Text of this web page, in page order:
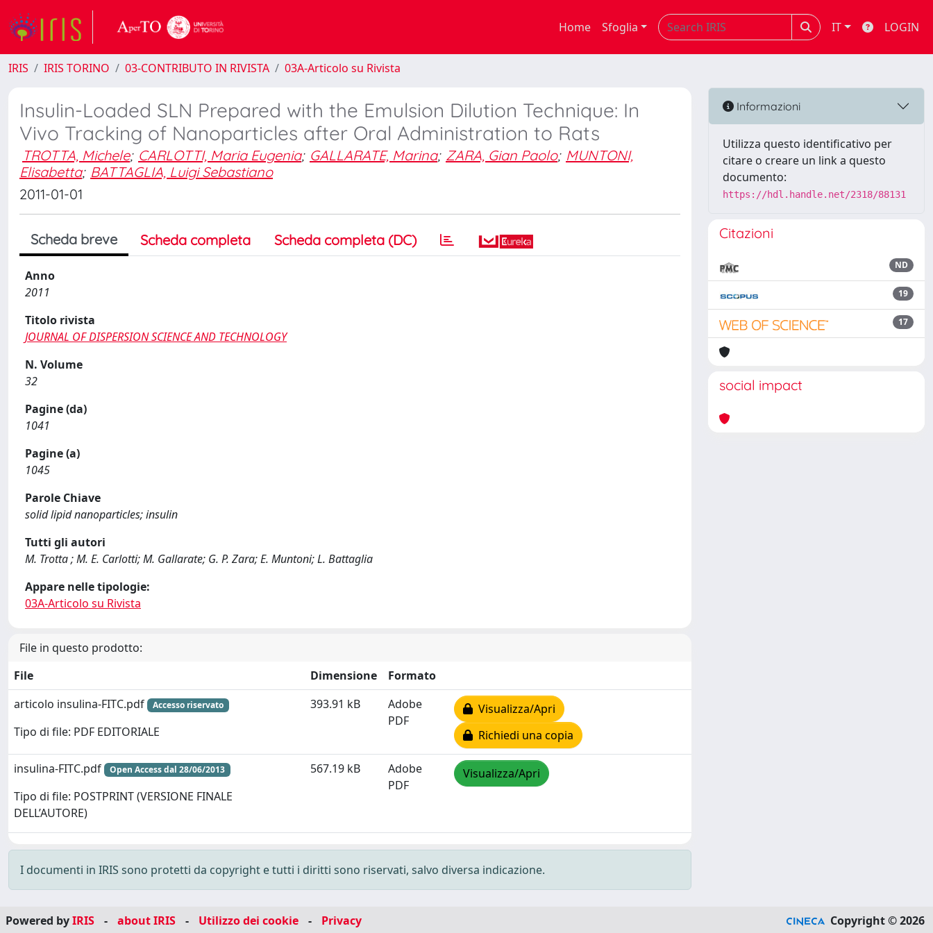
Home Sfoglia IT LOGIN
IRIS IRIS TORINO 03-CONTRIBUTO IN RIVISTA 03A-Articolo su Rivista
Insulin-Loaded SLN Prepared with the Emulsion Dilution Technique: In
Vivo Tracking of Nanoparticles after Oral Administration to Rats
TROTTA, Michele; CARLOTTI, Maria Eugenia; GALLARATE, Marina; ZARA, Gian Paolo; MUNTONI,
Elisabetta; BATTAGLIA, Luigi Sebastiano
2011-01-01
Scheda breve Scheda completa Scheda completa (DC)
Anno
2011
Titolo rivista
JOURNAL OF DISPERSION SCIENCE AND TECHNOLOGY
N. Volume
32
Pagine (da)
1041
Pagine (a)
1045
Parole Chiave
solid lipid nanoparticles; insulin
Tutti gli autori
M. Trotta ; M. E. Carlotti; M. Gallarate; G. P. Zara; E. Muntoni; L. Battaglia
Appare nelle tipologie:
03A-Articolo su Rivista
File in questo prodotto:
File
Dimensione
Formato
articolo insulina-FITC.pdf
Accesso riservato
Tipo di file: PDF EDITORIALE
393.91 kB
Adobe
PDF
Visualizza/Apri
Richiedi una copia
insulina-FITC.pdf Open Access dal 28/06/2013
Tipo di file: POSTPRINT (VERSIONE FINALE
DELL’AUTORE)
567.19 kB
Adobe
PDF
Visualizza/Apri
I documenti in IRIS sono protetti da copyright e tutti i diritti sono riservati, salvo diversa indicazione.
Informazioni
Utilizza questo identificativo per
citare o creare un link a questo
documento:
https://hdl.handle.net/2318/88131
Citazioni
ND
19
17
social impact
Powered byIRIS - about IRIS - Utilizzo dei cookie - Privacy Copyright © 2026